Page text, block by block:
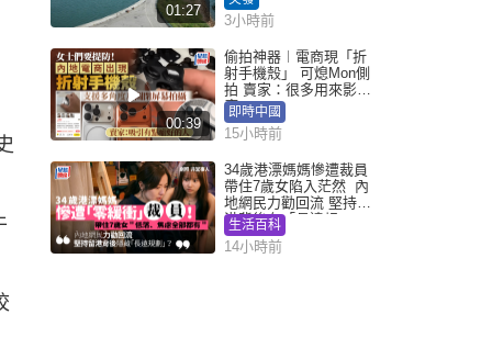
01:27
3小時前
00:39
偷拍神器︱電商現「折
射手機殼」 可熄Mon側
拍 賣家：很多用來影裙
底即時中國
15小時前
34歲港漂媽媽慘遭裁員
帶住7歲女陷入茫然 內
地網民力勸回流 堅持留
港背後有「長遠規
劃」？
生活百科
14小時前